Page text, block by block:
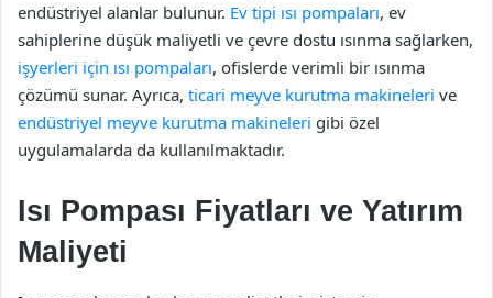
endüstriyel alanlar bulunur. Ev tipi ısı pompaları, ev
sahiplerine düşük maliyetli ve çevre dostu ısınma sağlarken,
işyerleri için ısı pompaları, ofislerde verimli bir ısınma
çözümü sunar. Ayrıca, ticari meyve kurutma makineleri ve
endüstriyel meyve kurutma makineleri gibi özel
uygulamalarda da kullanılmaktadır.
Isı Pompası Fiyatları ve Yatırım
Maliyeti